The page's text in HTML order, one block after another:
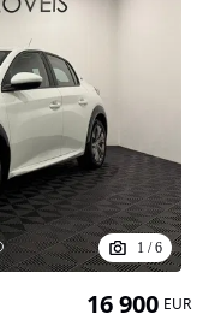
1 /6
16 900 EUR